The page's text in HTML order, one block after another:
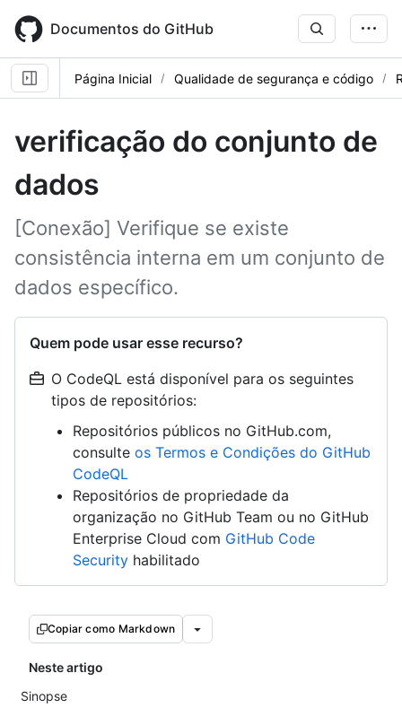
main
content
Documentos do GitHub
Página Inicial Qualidade de segurança e código
verificação do conjunto de
dados
[Conexão] Verifique se existe
consistência interna em um conjunto de
dados específico.
Quem pode usar esse recurso?
O CodeQL está disponível para os seguintes
tipos de repositórios:
Repositórios públicos no GitHub.com,
consulte os Termos e Condições do GitHub
CodeQL
Repositórios de propriedade da
organização no GitHub Team ou no GitHub
Enterprise Cloud com GitHub Code
Security habilitado
Copiar como Markdown
Neste artigo
Sinopse